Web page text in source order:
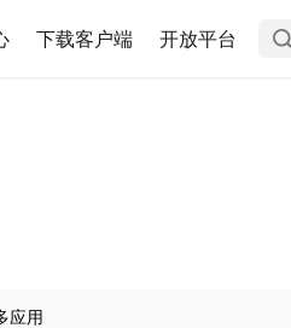
下载客户端 开放平台
应用